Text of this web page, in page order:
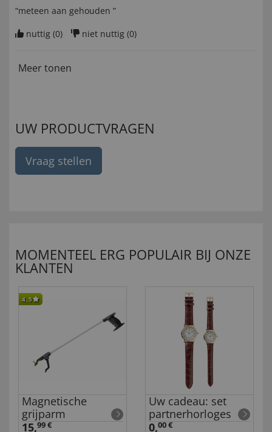
“meteen aan gehouden ”
nuttig (0) niet nuttig (0)
Meer tonen
UW PRODUCTVRAGEN
Vraag stellen
MOMENTEEL ERG POPULAIR BIJ ONZE
KLANTEN
4,5
Magnetische
grijparm
15,99 €
Uw cadeau: set
partnerhorloges
0,00 €